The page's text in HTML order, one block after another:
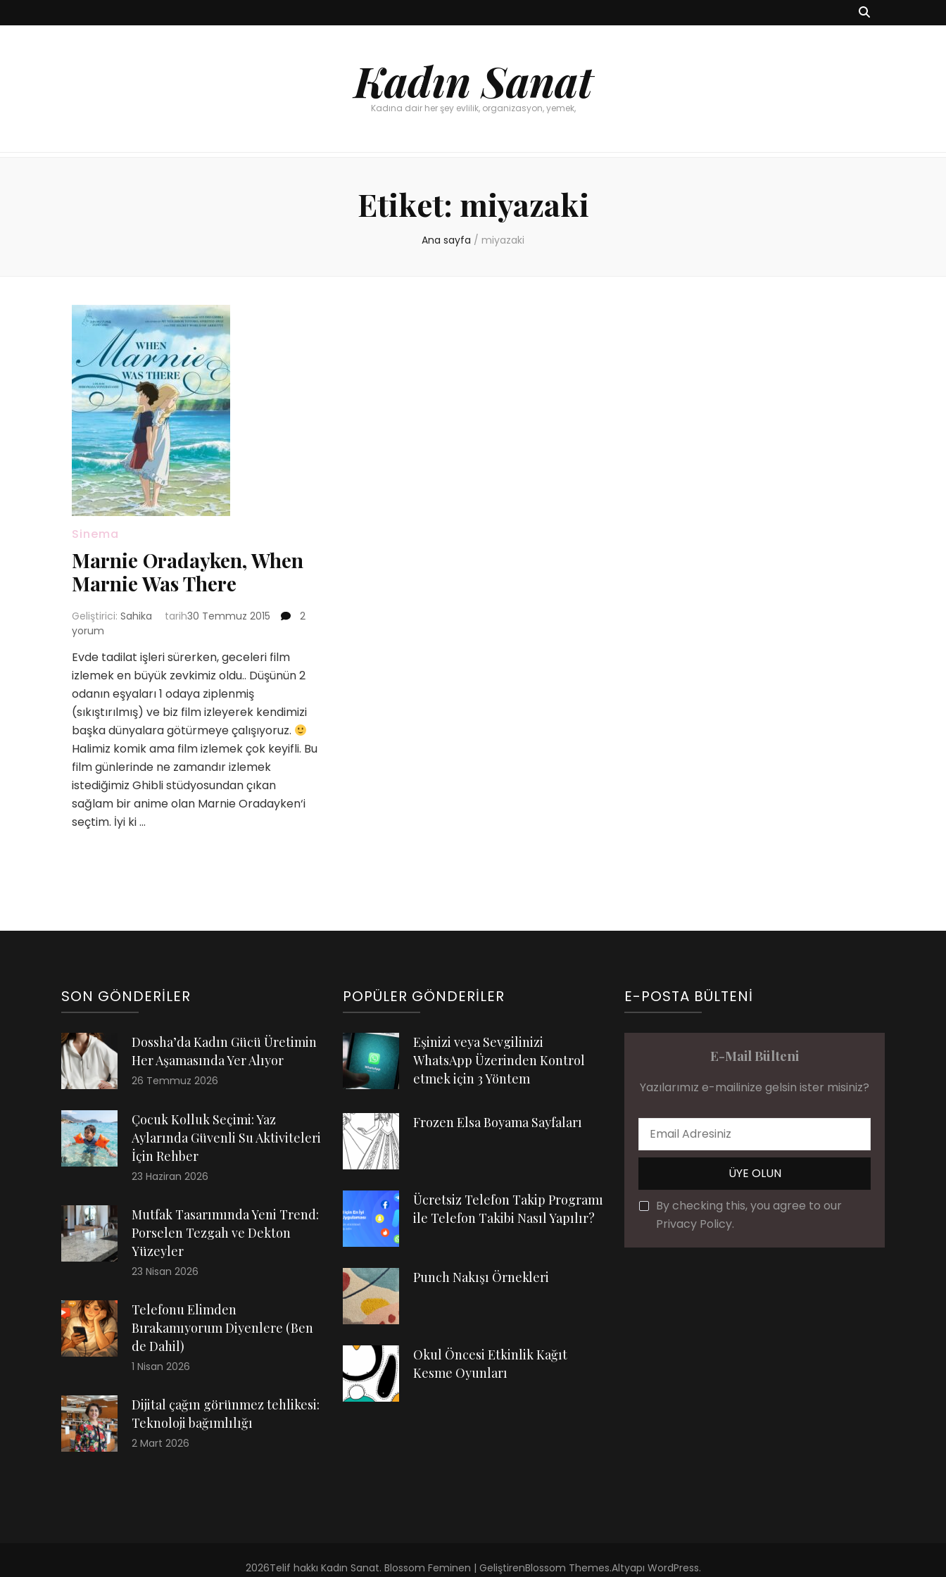
Kadın Sanat
Kadına dair her şey evlilik, organizasyon, yemek,
Etiket: miyazaki
Ana sayfa / miyazaki
Sinema
Marnie Oradayken, When
Marnie Was There
Geliştirici: Sahika tarih30 Temmuz 2015
Marnie
Was
için
2
yorum
Evde tadilat işleri sürerken, geceleri film
izlemek en büyük zevkimiz oldu.. Düşünün 2
odanın eşyaları 1 odaya ziplenmiş
(sıkıştırılmış) ve biz film izleyerek kendimizi
başka dünyalara götürmeye çalışıyoruz.
Halimiz komik ama film izlemek çok keyifli. Bu
film günlerinde ne zamandır izlemek
istediğimiz Ghibli stüdyosundan çıkan
sağlam bir anime olan Marnie Oradayken‘i
seçtim. İyi ki …
SON GÖNDERILER
Dossha’da Kadın Gücü Üretimin
Her Aşamasında Yer Alıyor
26 Temmuz 2026
Çocuk Kolluk Seçimi: Yaz
Aylarında Güvenli Su Aktiviteleri
İçin Rehber
23 Haziran 2026
Mutfak Tasarımında Yeni Trend:
Porselen Tezgah ve Dekton
Yüzeyler
23 Nisan 2026
Telefonu Elimden
Bırakamıyorum Diyenlere (Ben
de Dahil)
1 Nisan 2026
Dijital çağın görünmez tehlikesi:
Teknoloji bağımlılığı
2 Mart 2026
POPÜLER GÖNDERILER
Eşinizi veya Sevgilinizi
WhatsApp Üzerinden Kontrol
etmek için 3 Yöntem
Frozen Elsa Boyama Sayfaları
Ücretsiz Telefon Takip Programı
ile Telefon Takibi Nasıl Yapılır?
Punch Nakışı Örnekleri
Okul Öncesi Etkinlik Kağıt
Kesme Oyunları
E-POSTA BÜLTENI
E-Mail Bülteni
Yazılarımız e-mailinize gelsin ister misiniz?
By checking this, you agree to our
Privacy Policy.
2026Telif hakkı Kadın Sanat. Blossom Feminen | GeliştirenBlossom Themes.Altyapı WordPress.